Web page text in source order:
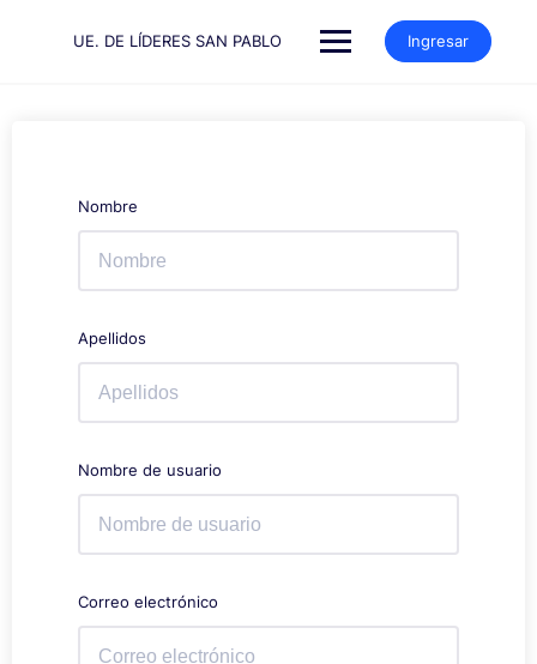
UE. DE LÍDERES SAN PABLO Ingresar
Nombre
Apellidos
Nombre de usuario
Correo electrónico